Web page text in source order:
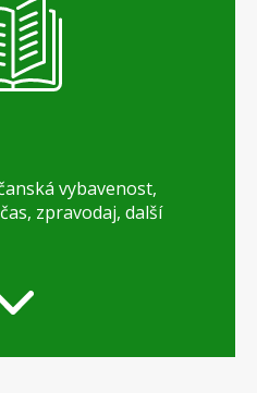
vybavenost,
zpravodaj, další